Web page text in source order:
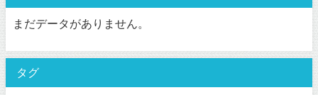
まだデータがありません。
タグ